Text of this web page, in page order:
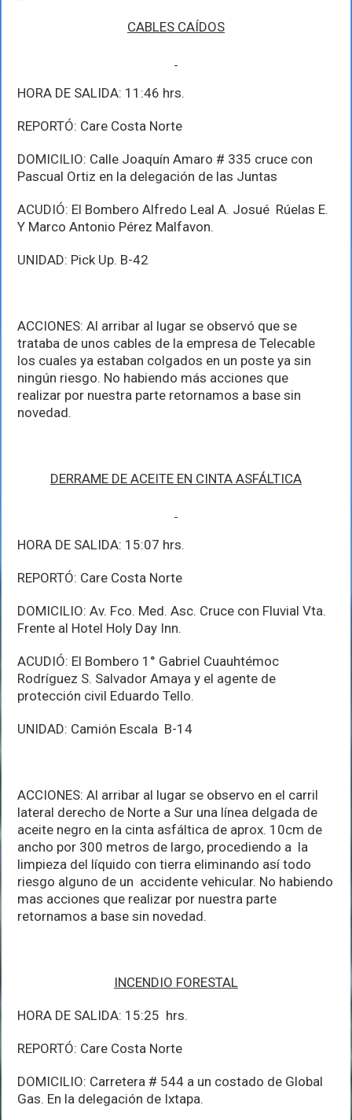
CABLES CAÍDOS
HORA DE SALIDA: 11:46 hrs.
REPORTÓ: Care Costa Norte
DOMICILIO: Calle Joaquín Amaro # 335 cruce con
Pascual Ortiz en la delegación de las Juntas
ACUDIÓ: El Bombero Alfredo Leal A. Josué Rúelas E.
Y Marco Antonio Pérez Malfavon.
UNIDAD: Pick Up. B-42
ACCIONES: Al arribar al lugar se observó que se
trataba de unos cables de la empresa de Telecable
los cuales ya estaban colgados en un poste ya sin
ningún riesgo. No habiendo más acciones que
realizar por nuestra parte retornamos a base sin
novedad.
DERRAME DE ACEITE EN CINTA ASFÁLTICA
HORA DE SALIDA: 15:07 hrs.
REPORTÓ: Care Costa Norte
DOMICILIO: Av. Fco. Med. Asc. Cruce con Fluvial Vta.
Frente al Hotel Holy Day Inn.
ACUDIÓ: El Bombero 1° Gabriel Cuauhtémoc
Rodríguez S. Salvador Amaya y el agente de
protección civil Eduardo Tello.
UNIDAD: Camión Escala B-14
ACCIONES: Al arribar al lugar se observo en el carril
lateral derecho de Norte a Sur una línea delgada de
aceite negro en la cinta asfáltica de aprox. 10cm de
ancho por 300 metros de largo, procediendo a la
limpieza del líquido con tierra eliminando así todo
riesgo alguno de un accidente vehicular. No habiendo
mas acciones que realizar por nuestra parte
retornamos a base sin novedad.
INCENDIO FORESTAL
HORA DE SALIDA: 15:25 hrs.
REPORTÓ: Care Costa Norte
DOMICILIO: Carretera # 544 a un costado de Global
Gas. En la delegación de Ixtapa.